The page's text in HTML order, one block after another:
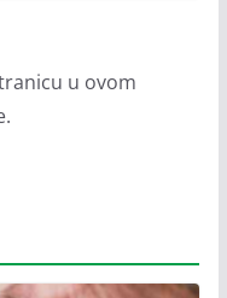
u ovom